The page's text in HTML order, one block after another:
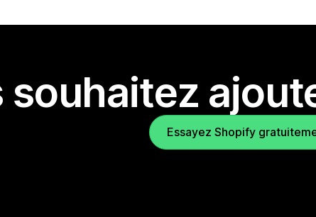
souhaitez
Essayez Shopify